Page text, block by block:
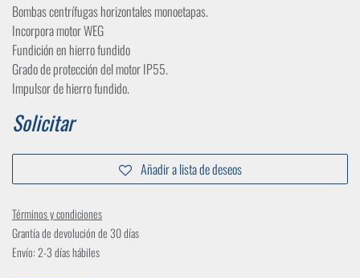
Bombas centrífugas horizontales monoetapas.
Incorpora motor WEG
Fundición en hierro fundido
Grado de protección del motor IP55.
Impulsor de hierro fundido.
Solicitar
Añadir a lista de deseos
Términos y condiciones
Grantía de devolución de 30 días
Envío: 2-3 días hábiles